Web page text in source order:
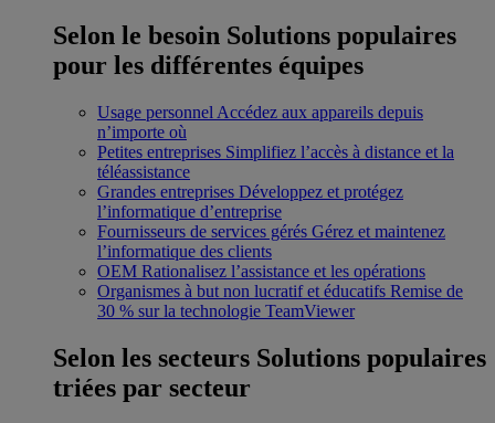
Selon le besoin Solutions populaires
pour les différentes équipes
Usage personnel Accédez aux appareils depuis
n’importe où
Petites entreprises Simplifiez l’accès à distance et la
téléassistance
Grandes entreprises Développez et protégez
l’informatique d’entreprise
Fournisseurs de services gérés Gérez et maintenez
l’informatique des clients
OEM Rationalisez l’assistance et les opérations
Organismes à but non lucratif et éducatifs Remise de
30 % sur la technologie TeamViewer
Selon les secteurs Solutions populaires
triées par secteur